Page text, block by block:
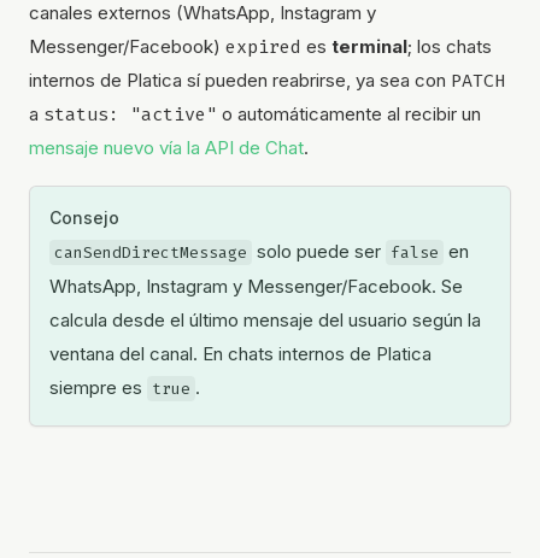
canales externos (WhatsApp, Instagram y
Messenger/Facebook) expired es terminal; los chats
internos de Platica sí pueden reabrirse, ya sea con PATCH
a status: "active" o automáticamente al recibir un
mensaje nuevo vía la API de Chat.
Consejo
canSendDirectMessage solo puede ser false en
WhatsApp, Instagram y Messenger/Facebook. Se
calcula desde el último mensaje del usuario según la
ventana del canal. En chats internos de Platica
siempre es true .